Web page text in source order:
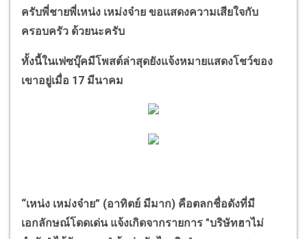
ครับพี่ชายพี่เหน่ง เหม่งจ๋าย ขอแสดงความเสียใจกับ
ครอบครัว ด้วยนะครับ
ทั้งนี้ในเฟซบุ๊คมีโพสต์ล่าสุดยังแจ้งหมายแสดงโชว์ของ
เขาอยู่เมื่อ 17 มีนาคม
“เหน่ง เหม่งจ๋าย” (อาทิตย์ มีมาก) คือตลกชื่อดังที่มี
เอกลักษณ์โดดเด่น แจ้งเกิดจากรายการ "บริษัทฮาไม่